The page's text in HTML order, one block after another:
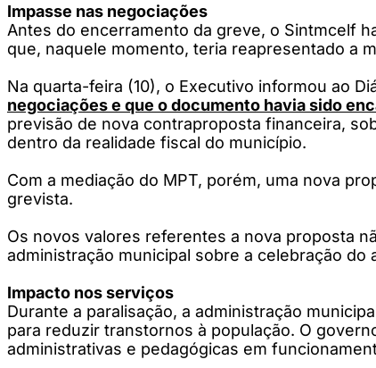
Impasse nas negociações
Antes do encerramento da greve, o Sintmcelf
que, naquele momento, teria reapresentado a
Na quarta-feira (10), o Executivo informou ao
negociações e que o documento havia sido
previsão de nova contraproposta financeira,
dentro da realidade fiscal do município.
Com a mediação do MPT, porém, uma nova
grevista.
Os novos valores referentes a nova proposta
administração municipal sobre a celebração do
Impacto nos serviços
Durante a paralisação, a administração
para reduzir transtornos à população. O
administrativas e pedagógicas em